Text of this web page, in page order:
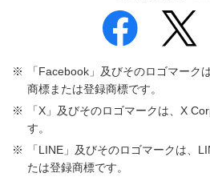
「Facebook」及びそのロゴマーク
商標または登録商標です。
「X」及びそのロゴマークは、X
す。
「LINE」及びそのロゴマークは、
たは登録商標です。